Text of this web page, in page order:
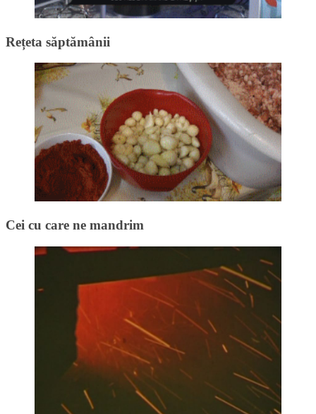
Rețeta săptămânii
Cei cu care ne mandrim